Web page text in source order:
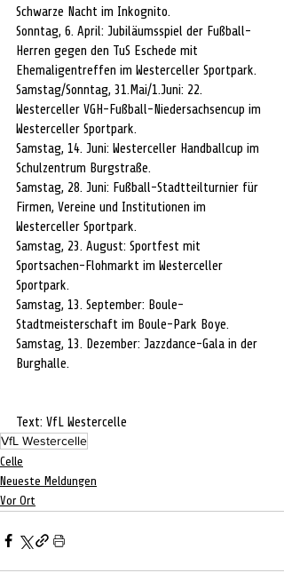
Schwarze Nacht im Inkognito.
Sonntag, 6. April: Jubiläumsspiel der Fußball-
Herren gegen den TuS Eschede mit
Ehemaligentreffen im Westerceller Sportpark.
Samstag/Sonntag, 31.Mai/1.Juni: 22.
Westerceller VGH-Fußball-Niedersachsencup im
Westerceller Sportpark.
Samstag, 14. Juni: Westerceller Handballcup im
Schulzentrum Burgstraße.
Samstag, 28. Juni: Fußball-Stadtteilturnier für
Firmen, Vereine und Institutionen im
Westerceller Sportpark.
Samstag, 23. August: Sportfest mit
Sportsachen-Flohmarkt im Westerceller
Sportpark.
Samstag, 13. September: Boule-
Stadtmeisterschaft im Boule-Park Boye.
Samstag, 13. Dezember: Jazzdance-Gala in der
Burghalle.
Text: VfL Westercelle
VfL Westercelle
Celle
Neueste Meldungen
Vor Ort